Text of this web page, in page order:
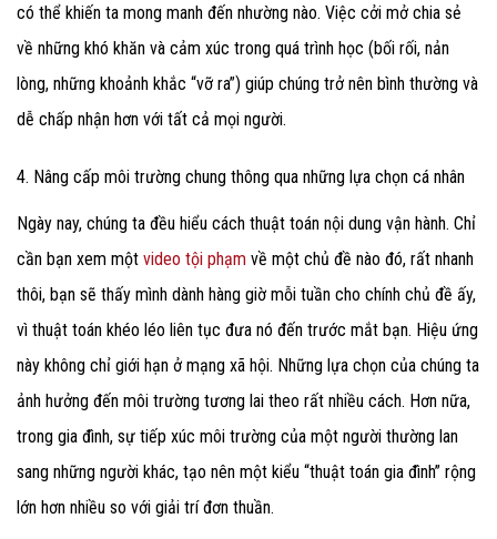
có thể khiến ta mong manh đến nhường nào. Việc cởi mở chia sẻ
về những khó khăn và cảm xúc trong quá trình học (bối rối, nản
lòng, những khoảnh khắc “vỡ ra”) giúp chúng trở nên bình thường và
dễ chấp nhận hơn với tất cả mọi người.
4. Nâng cấp môi trường chung thông qua những lựa chọn cá nhân
Ngày nay, chúng ta đều hiểu cách thuật toán nội dung vận hành. Chỉ
cần bạn xem một video tội phạm về một chủ đề nào đó, rất nhanh
thôi, bạn sẽ thấy mình dành hàng giờ mỗi tuần cho chính chủ đề ấy,
vì thuật toán khéo léo liên tục đưa nó đến trước mắt bạn. Hiệu ứng
này không chỉ giới hạn ở mạng xã hội. Những lựa chọn của chúng ta
ảnh hưởng đến môi trường tương lai theo rất nhiều cách. Hơn nữa,
trong gia đình, sự tiếp xúc môi trường của một người thường lan
sang những người khác, tạo nên một kiểu “thuật toán gia đình” rộng
lớn hơn nhiều so với giải trí đơn thuần.